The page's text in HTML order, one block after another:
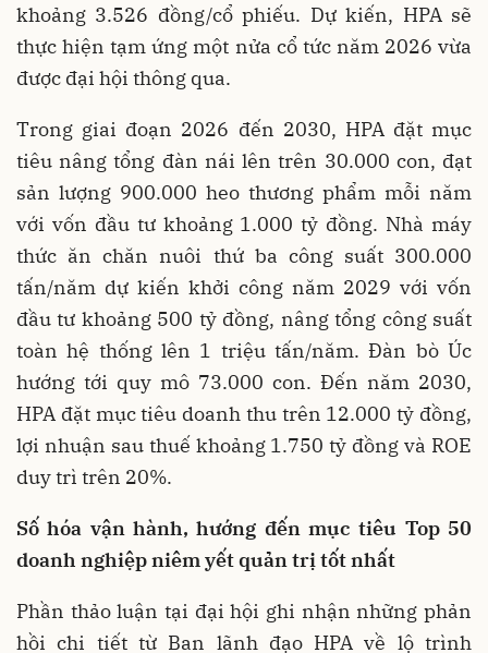
khoảng 3.526 đồng/cổ phiếu. Dự kiến, HPA sẽ
thực hiện tạm ứng một nửa cổ tức năm 2026 vừa
được đại hội thông qua.
Trong giai đoạn 2026 đến 2030, HPA đặt mục
tiêu nâng tổng đàn nái lên trên 30.000 con, đạt
sản lượng 900.000 heo thương phẩm mỗi năm
với vốn đầu tư khoảng 1.000 tỷ đồng. Nhà máy
thức ăn chăn nuôi thứ ba công suất 300.000
tấn/năm dự kiến khởi công năm 2029 với vốn
đầu tư khoảng 500 tỷ đồng, nâng tổng công suất
toàn hệ thống lên 1 triệu tấn/năm. Đàn bò Úc
hướng tới quy mô 73.000 con. Đến năm 2030,
HPA đặt mục tiêu doanh thu trên 12.000 tỷ đồng,
lợi nhuận sau thuế khoảng 1.750 tỷ đồng và ROE
duy trì trên 20%.
Số hóa vận hành, hướng đến mục tiêu Top 50
doanh nghiệp niêm yết quản trị tốt nhất
Phần thảo luận tại đại hội ghi nhận những phản
hồi chi tiết từ Ban lãnh đạo HPA về lộ trình